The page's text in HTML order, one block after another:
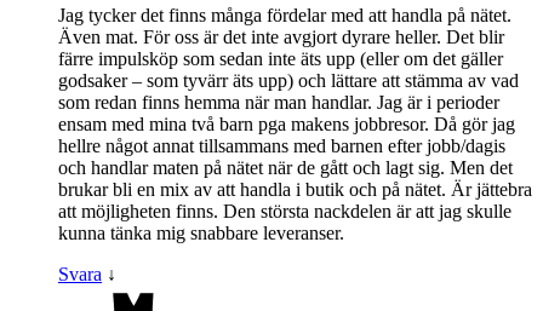
Jag tycker det finns många fördelar med att handla på nätet.
Även mat. För oss är det inte avgjort dyrare heller. Det blir
färre impulsköp som sedan inte äts upp (eller om det gäller
godsaker – som tyvärr äts upp) och lättare att stämma av vad
som redan finns hemma när man handlar. Jag är i perioder
ensam med mina två barn pga makens jobbresor. Då gör jag
hellre något annat tillsammans med barnen efter jobb/dagis
och handlar maten på nätet när de gått och lagt sig. Men det
brukar bli en mix av att handla i butik och på nätet. Är jättebra
att möjligheten finns. Den största nackdelen är att jag skulle
kunna tänka mig snabbare leveranser.
Svara ↓